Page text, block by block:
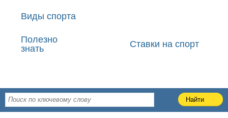
Виды спорта
Полезно
знать
Ставки на спорт